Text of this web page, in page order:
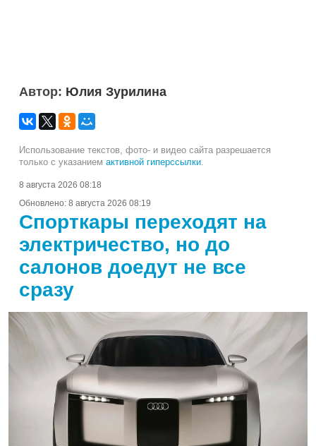
Автор: Юлия Зурилина
Использование текстов, фото- и видео сайта разрешается
только с указанием активной гиперссылки
8 августа 2026 08:18
Обновлено: 8 августа 2026 08:19
Спорткары переходят на
электричество, но до
салонов доедут не все
сразу